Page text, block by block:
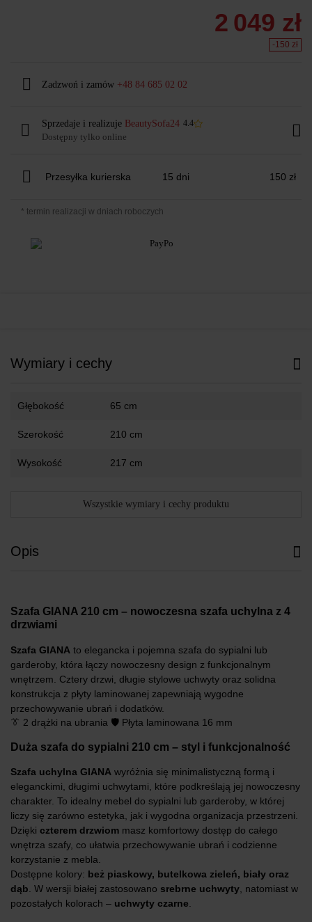
2 049 zł
-150 zł
Zadzwoń i zamów +48 84 685 02 02
Sprzedaje i realizuje BeautySofa24 4.4
Dostępny tylko online
Przesyłka kurierska 15 dni 150 zł
* termin realizacji w dniach roboczych
Wymiary i cechy
Głębokość 65 cm
Szerokość 210 cm
Wysokość 217 cm
Wszystkie wymiary i cechy produktu
Opis
Szafa GIANA 210 cm – nowoczesna szafa uchylna z 4
drzwiami
Szafa GIANA to elegancka i pojemna szafa do sypialni lub
garderoby, która łączy nowoczesny design z funkcjonalnym
wnętrzem. Cztery drzwi, długie stylowe uchwyty oraz solidna
konstrukcja z płyty laminowanej zapewniają wygodne
przechowywanie ubrań i dodatków.
👔 2 drążki na ubrania 🛡️ Płyta laminowana 16 mm
Duża szafa do sypialni 210 cm – styl i funkcjonalność
Szafa uchylna GIANA wyróżnia się minimalistyczną formą i
eleganckimi, długimi uchwytami, które podkreślają jej nowoczesny
charakter. To idealny mebel do sypialni lub garderoby, w której
liczy się zarówno estetyka, jak i wygodna organizacja przestrzeni.
Dzięki czterem drzwiom masz komfortowy dostęp do całego
wnętrza szafy, co ułatwia przechowywanie ubrań i codzienne
korzystanie z mebla.
Dostępne kolory: beż piaskowy, butelkowa zieleń, biały oraz
dąb. W wersji białej zastosowano srebrne uchwyty, natomiast w
pozostałych kolorach – uchwyty czarne.